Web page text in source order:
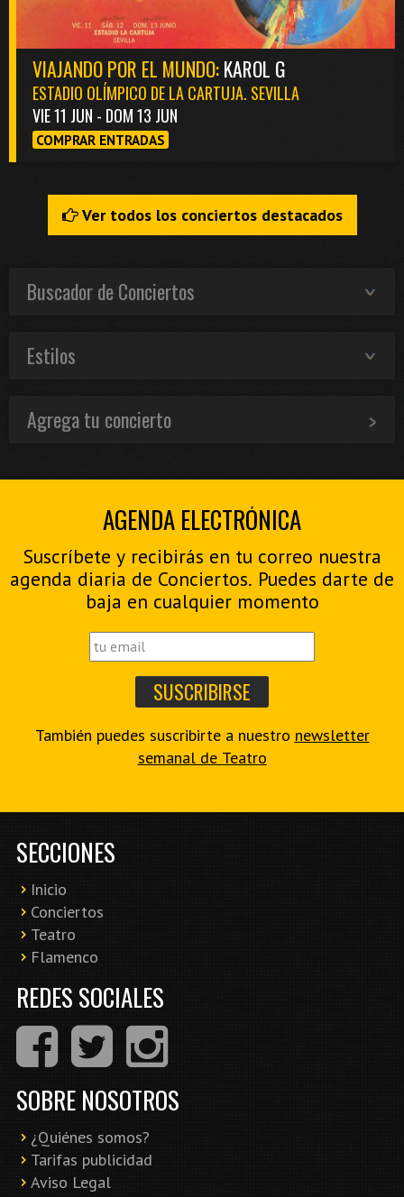
VIAJANDO POR EL MUNDO:KAROL G
ESTADIO OLÍMPICO DE LA CARTUJA. SEVILLA
VIE 11 JUN - DOM 13 JUN
COMPRAR ENTRADAS
Ver todos los conciertos destacados
Buscador de Conciertos
Estilos
Agrega tu concierto
AGENDA ELECTRÓNICA
Suscríbete y recibirás en tu correo nuestra
agenda diaria de Conciertos. Puedes darte de
baja en cualquier momento
También puedes suscribirte a nuestro newsletter
semanal de Teatro
SECCIONES
Inicio
Conciertos
Teatro
Flamenco
REDES SOCIALES
SOBRE NOSOTROS
¿Quiénes somos?
Tarifas publicidad
Aviso Legal